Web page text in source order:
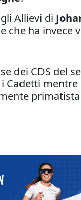
Allievi di
che ha invece
dei CDS del
Cadetti